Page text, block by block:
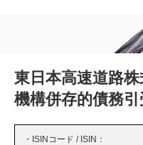
東日本高速道路
機構併存的債務引
・ISINコード / ISIN：